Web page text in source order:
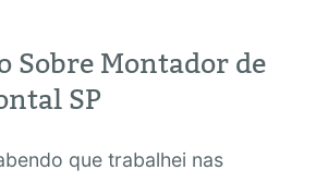
Sobre Montador de
SP
que trabalhei nas